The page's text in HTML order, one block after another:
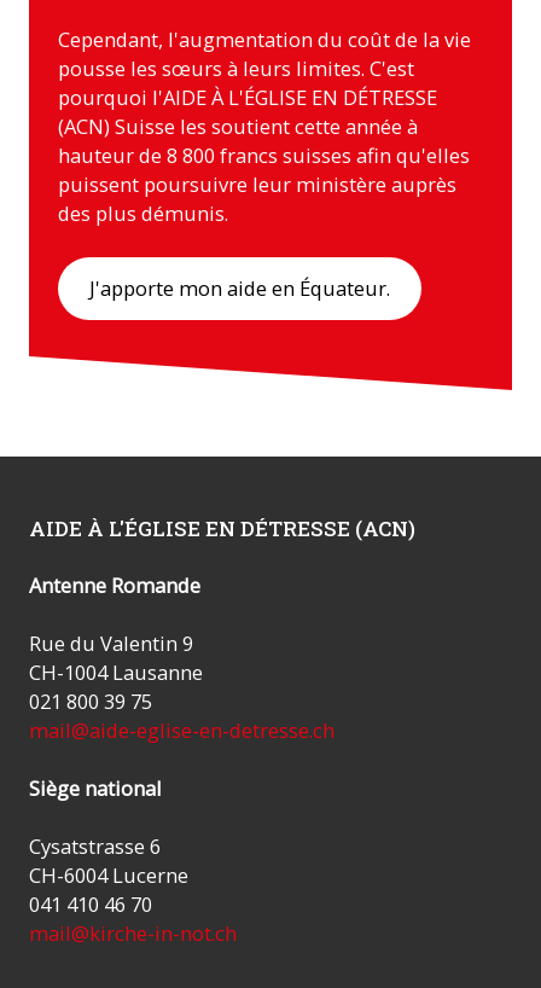
Cependant, l'augmentation du coût de la vie
pousse les sœurs à leurs limites. C'est
pourquoi l'AIDE À L'ÉGLISE EN DÉTRESSE
(ACN) Suisse les soutient cette année à
hauteur de 8 800 francs suisses afin qu'elles
puissent poursuivre leur ministère auprès
des plus démunis.
J'apporte mon aide en Équateur.
AIDE À L'ÉGLISE EN DÉTRESSE (ACN)
Antenne Romande
Rue du Valentin 9
CH-1004 Lausanne
021 800 39 75
mail@aide-eglise-en-detresse.ch
Siège national
Cysatstrasse 6
CH-6004 Lucerne
041 410 46 70
mail@kirche-in-not.ch